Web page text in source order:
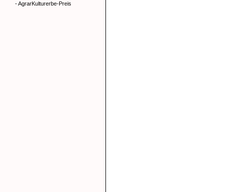
- AgrarKulturerbe-Preis